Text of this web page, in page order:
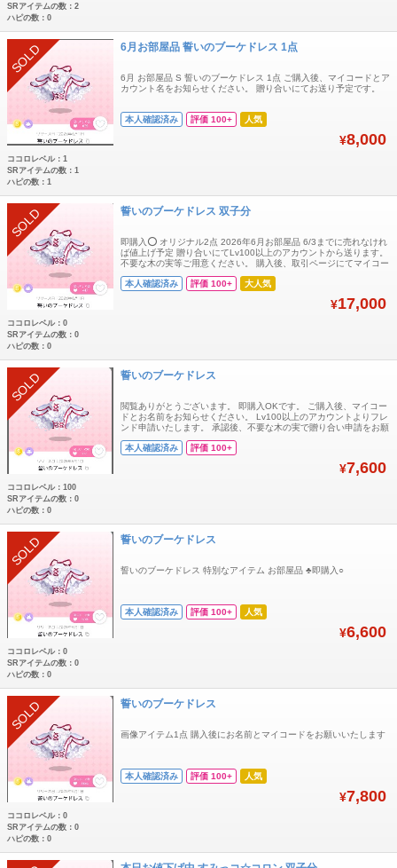
SRアイテムの数：2
ハピの数：0
SOLD 6月お部屋品 誓いのブーケドレス 1点
6月 お部屋品 S 誓いのブーケドレス 1点 ご購入後、マイコードとア
カウント名をお知らせください。 贈り合いにてお送り予定です。
本人確認済み 評価 100+ 人気
¥8,000
ココロレベル：1
SRアイテムの数：1
ハピの数：1
SOLD 誓いのブーケドレス 双子分
即購入⭕️ オリジナル2点 2026年6月お部屋品 6/3までに売れなけれ
ば値上げ予定 贈り合いにてLv100以上のアカウントから送ります。
不要な木の実等ご用意ください。 購入後、取引ページにてマイコー
本人確認済み
評価 100+ 大人気
¥17,000
ココロレベル：0
SRアイテムの数：0
ハピの数：0
SOLD 誓いのブーケドレス
閲覧ありがとうございます。 即購入OKです。 ご購入後、マイコー
ドとお名前をお知らせください。 Lv100以上のアカウントよりフレ
ンド申請いたします。 承認後、不要な木の実で贈り合い申請をお願
本人確認済み
評価 100+
¥7,600
ココロレベル：100
SRアイテムの数：0
ハピの数：0
SOLD 誓いのブーケドレス
誓いのブーケドレス 特別なアイテム お部屋品 ♣️即購入○
本人確認済み 評価 100+ 人気
¥6,600
ココロレベル：0
SRアイテムの数：0
ハピの数：0
SOLD 誓いのブーケドレス
画像アイテム1点 購入後にお名前とマイコードをお願いいたします
本人確認済み 評価 100+ 人気
¥7,800
ココロレベル：0
SRアイテムの数：0
ハピの数：0